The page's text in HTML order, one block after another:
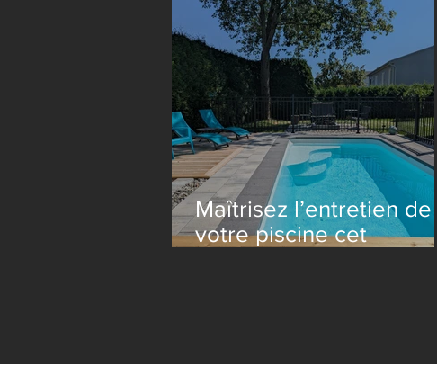
Maîtrisez l’entretien de
votre piscine cet